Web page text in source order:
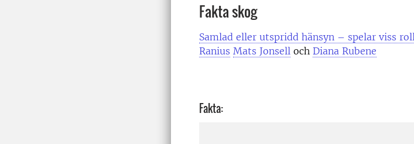
Fakta skog
Samlad eller utspridd hänsyn – spelar viss
Ranius Mats Jonsell och Diana Rubene
Fakta: